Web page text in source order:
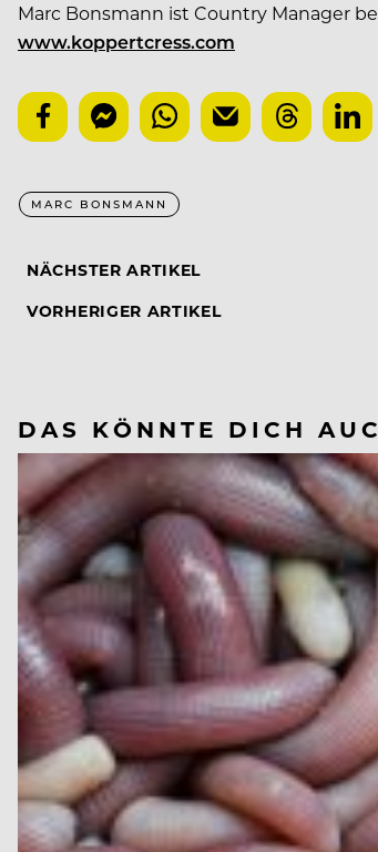
Marc Bonsmann ist Country Manager
www.koppertcress.com
MARC BONSMANN
NÄCHSTER ARTIKEL
VORHERIGER ARTIKEL
DAS KÖNNTE DICH